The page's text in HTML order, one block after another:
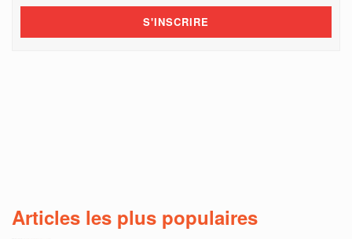
Articles les plus populaires